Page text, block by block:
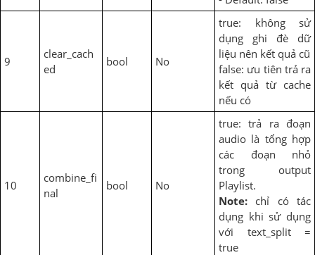
9
clear_cach
ed
bool No
true: không sử
dụng ghi đè dữ
liệu nên kết quả cũ
false: ưu tiên trả ra
kết quả từ cache
nếu có
10
combine_fi
nal
bool No
true: trả ra đoạn
audio là tổng hợp
các đoạn nhỏ
trong output
Playlist.
Note: chỉ có tác
dụng khi sử dụng
với text_split =
true